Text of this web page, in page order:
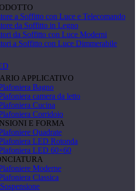
a Soffitto con Luce e Telecomando
da Soffitto in Legno
da Soffitto con Luce Moderni
a Soffitto con Luce Dimmerabile
APPLICATIVO
Bagno
camera da letto
Cucina
Corridoio
E FORMA
Quadrate
LED Rotonda
LED 60×60
Moderne
Classica